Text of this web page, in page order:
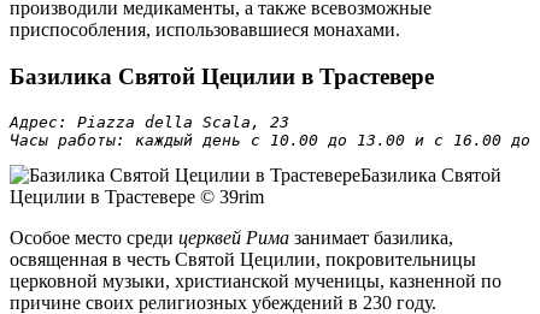
производили медикаменты, а также всевозможные
приспособления, использовавшиеся монахами.
Базилика Святой Цецилии в Трастевере
Адрес: Piazza della Scala, 23
Часы работы: каждый день с 10.00 до 13.00 и с 16.00 до
Базилика Святой
Цецилии в Трастевере © 39rim
Особое место среди церквей Рима занимает базилика,
освященная в честь Святой Цецилии, покровительницы
церковной музыки, христианской мученицы, казненной по
причине своих религиозных убеждений в 230 году.